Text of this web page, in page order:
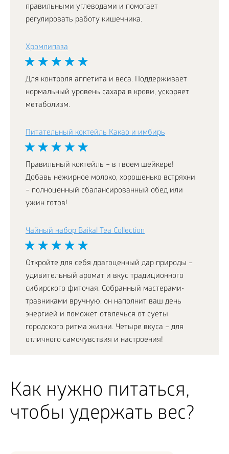
правильными углеводами и помогает
регулировать работу кишечника.
Хромлипаза
Для контроля аппетита и веса. Поддерживает
нормальный уровень сахара в крови, ускоряет
метаболизм.
Питательный коктейль Какао и имбирь
Правильный коктейль – в твоем шейкере!
Добавь нежирное молоко, хорошенько встряхни
– полноценный сбалансированный обед или
ужин готов!
Чайный набор Baikal Tea Collection
Откройте для себя драгоценный дар природы –
удивительный аромат и вкус традиционного
сибирского фиточая. Собранный мастерами-
травниками вручную, он наполнит ваш день
энергией и поможет отвлечься от суеты
городского ритма жизни. Четыре вкуса – для
отличного самочувствия и настроения!
Как нужно питаться,
чтобы удержать вес?